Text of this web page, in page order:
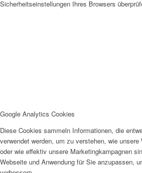
Sicherheitseinstellungen Ihres Browsers
Google Analytics Cookies
Diese Cookies sammeln Informationen, die
verwendet werden, um zu verstehen, wie
oder wie effektiv unsere Marketingkampagnen
Webseite und Anwendung für Sie anzupassen,